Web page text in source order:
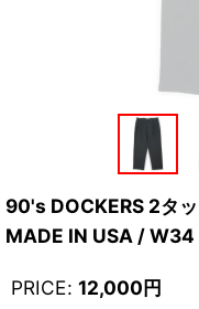
90's DOCKERS 2タ
MADE IN USA /
PRICE: 12,000円